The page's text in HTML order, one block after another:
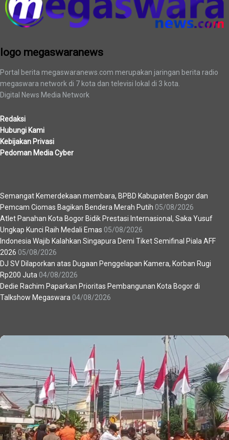
logo megaswaranews
Portal berita megaswaranews.com merupakan jaringan berita radio
megaswara network di 7 kota dan televisi lokal di 3 kota.
Digital News Media Network
Redaksi
Hubungi Kami
Kebijakan Privasi
Pedoman Media Cyber
Semangat Kemerdekaan membara, BPBD Kabupaten Bogor dan
Pemcam Ciomas Bagikan Bendera Merah Putih 05/08/2026
Atlet Panahan Kota Bogor Bidik Prestasi Internasional, Saka Yusuf
Ungkap Kunci Raih Medali Emas 05/08/2026
Indonesia Wajib Kalahkan Singapura Demi Tiket Semifinal Piala AFF
2026 05/08/2026
DJ SV Dilaporkan atas Dugaan Penggelapan Kamera, Korban Rugi
Rp200 Juta 04/08/2026
Dedie Rachim Paparkan Prioritas Pembangunan Kota Bogor di
Talkshow Megaswara 04/08/2026